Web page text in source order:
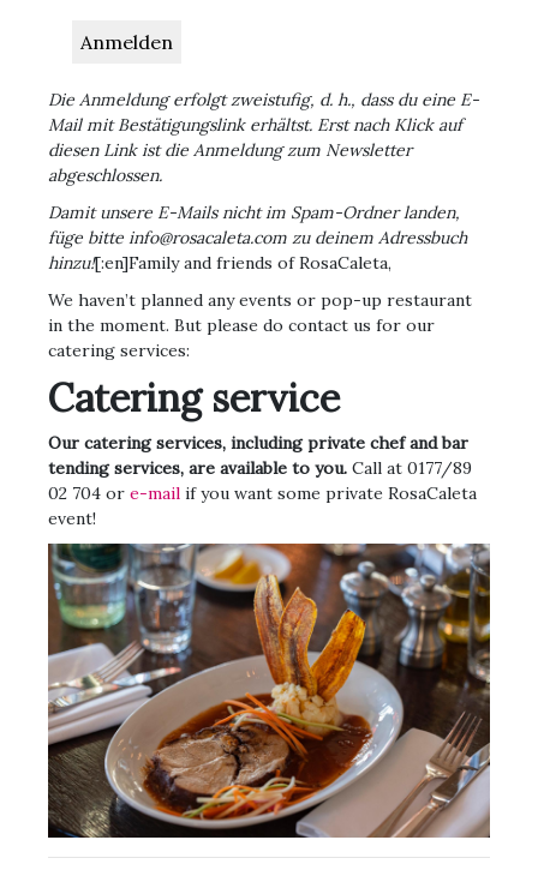
Die Anmeldung erfolgt zweistufig, d. h., dass du eine E-
Mail mit Bestätigungslink erhältst. Erst nach Klick auf
diesen Link ist die Anmeldung zum Newsletter
abgeschlossen.
Damit unsere E-Mails nicht im Spam-Ordner landen,
füge bitte info@rosacaleta.com zu deinem Adressbuch
hinzu![:en]Family and friends of RosaCaleta,
We haven’t planned any events or pop-up restaurant
in the moment. But please do contact us for our
catering services:
Catering service
Our catering services, including private chef and bar
tending services, are available to you. Call at 0177/89
02 704 or e-mail if you want some private RosaCaleta
event!